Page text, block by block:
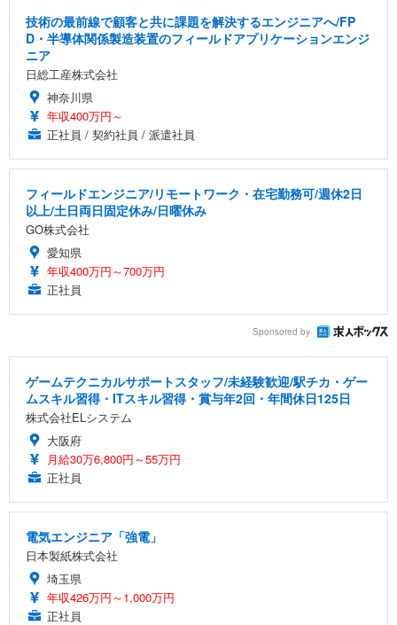
技術の最前線で顧客と共に課題を解決するエンジニアへ/FP
D・半導体関係製造装置のフィールドアプリケーションエンジ
ニア
日総工産株式会社
神奈川県
年収400万円～
正社員 / 契約社員 / 派遣社員
フィールドエンジニア/リモートワーク・在宅勤務可/週休2日
以上/土日両日固定休み/日曜休み
GO株式会社
愛知県
年収400万円～700万円
正社員
Sponsored by
ゲームテクニカルサポートスタッフ/未経験歓迎/駅チカ・ゲー
ムスキル習得・ITスキル習得・賞与年2回・年間休日125日
株式会社ELシステム
大阪府
月給30万6,800円～55万円
正社員
電気エンジニア「強電」
日本製紙株式会社
埼玉県
年収426万円～1,000万円
正社員